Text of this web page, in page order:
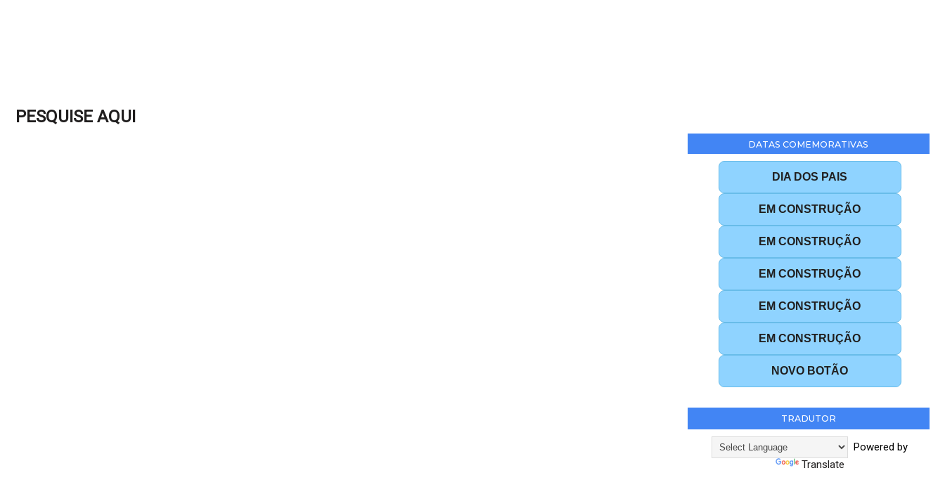
PESQUISE AQUI
DATAS COMEMORATIVAS
DIA DOS PAIS
EM CONSTRUÇÃO
EM CONSTRUÇÃO
EM CONSTRUÇÃO
EM CONSTRUÇÃO
EM CONSTRUÇÃO
NOVO BOTÃO
TRADUTOR
Powered by
Translate